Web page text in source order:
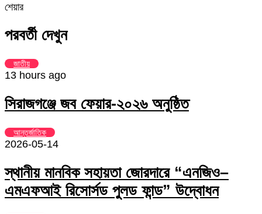
Facebook
Twitter
LinkedIn
Skype
Messenger
Messenger
WhatsApp
Telegram
Share
Email
প্রিন্ট
শেয়ার
via
Email
পরবর্তী দেখুন
জাতীয়
13 hours ago
সিরাজগঞ্জে জব ফেয়ার-২০২৬ অনুষ্ঠিত
আন্তর্জাতিক
2026-05-14
স্থানীয় মানবিক সহায়তা জোরদারে “এনজিও–
এমএফআই রিসোর্সড পুলড ফান্ড” উদ্বোধন